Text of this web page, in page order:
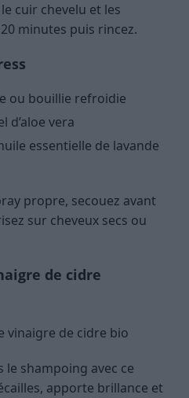
cuir chevelu et les
minutes puis rincez.
ou bouillie refroidie
d’aloe vera
essentielle de lavande
propre, secouez avant
sur cheveux secs ou
de cidre
vinaigre de cidre bio
le shampoing avec ce
apporte brillance et